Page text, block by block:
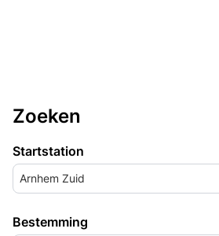
Zoeken
Startstation
Arnhem Zuid
Bestemming